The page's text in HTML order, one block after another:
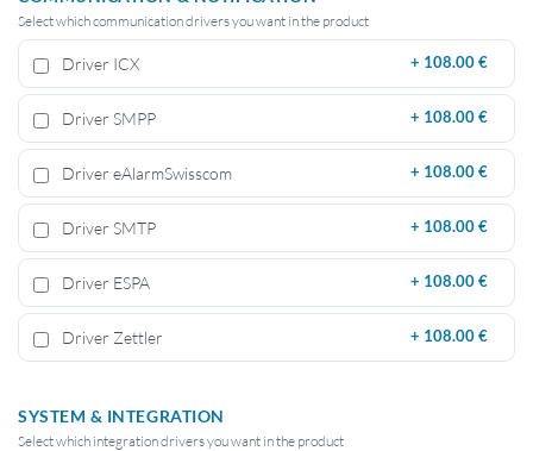
Select which communication drivers you want in the product
Driver ICX + 108.00 €
Driver SMPP + 108.00 €
Driver eAlarmSwisscom + 108.00 €
Driver SMTP + 108.00 €
Driver ESPA + 108.00 €
Driver Zettler + 108.00 €
SYSTEM & INTEGRATION
Select which integration drivers you want in the product